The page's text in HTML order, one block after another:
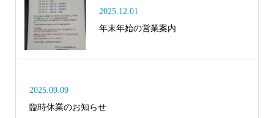
2025.12.01
年末年始の営業案内
2025.09.09
臨時休業のお知らせ